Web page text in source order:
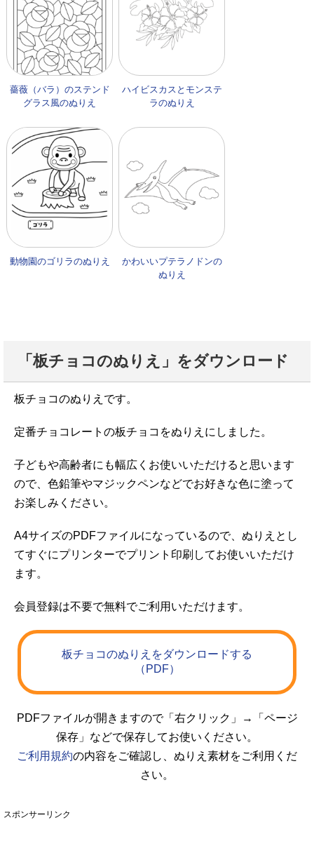
薔薇（バラ）のステンド
グラス風のぬりえ
ハイビスカスとモンステ
ラのぬりえ
動物園のゴリラのぬりえ
かわいいプテラノドンの
ぬりえ
「板チョコのぬりえ」をダウンロード
板チョコのぬりえです。
定番チョコレートの板チョコをぬりえにしました。
子どもや高齢者にも幅広くお使いいただけると思います
ので、色鉛筆やマジックペンなどでお好きな色に塗って
お楽しみください。
A4サイズのPDFファイルになっているので、ぬりえとし
てすぐにプリンターでプリント印刷してお使いいただけ
ます。
会員登録は不要で無料でご利用いただけます。
板チョコのぬりえをダウンロードする
（PDF）
PDFファイルが開きますので「右クリック」→「ページ
保存」などで保存してお使いください。
ご利用規約の内容をご確認し、ぬりえ素材をご利用くだ
さい。
スポンサーリンク